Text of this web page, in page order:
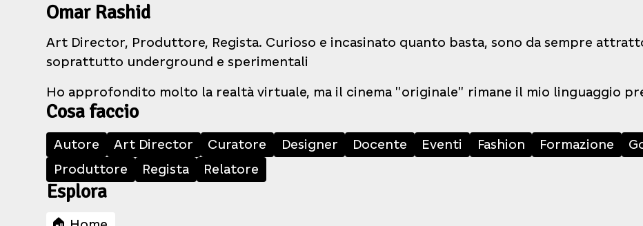
Omar Rashid
Art Director, Produttore, Regista. Curioso e incasinato quanto basta, sono da sempre
soprattutto underground e sperimentali
Ho approfondito molto la realtà virtuale, ma il cinema "originale" rimane il mio linguaggio
Cosa faccio
Autore Art Director Curatore Designer Docente Eventi Fashion Formazione
Produttore
Regista Relatore
Esplora